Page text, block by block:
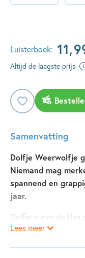
Luisterboek: 11,
Altijd de laagste prijs
Samenvatting
Dolfje Weerwolfje
Niemand mag
spannend en
jaar.
Dolfje is met de klas
pret! Op een avond
Lees meer